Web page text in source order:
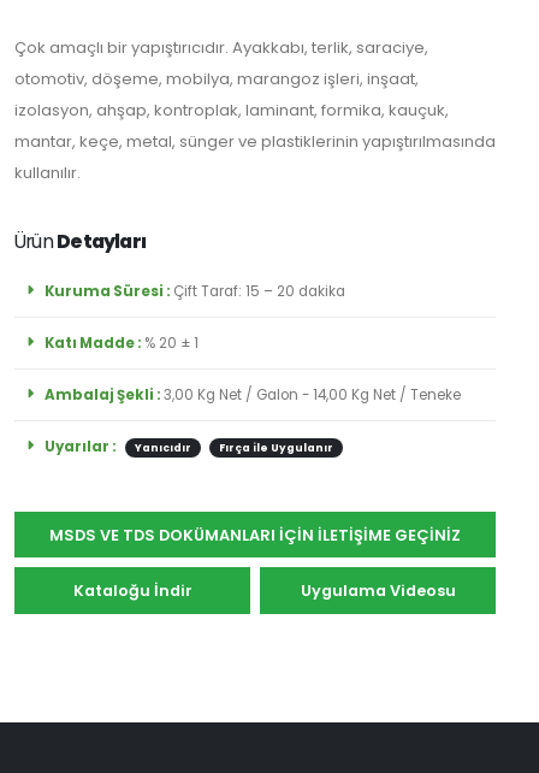
Çok amaçlı bir yapıştırıcıdır. Ayakkabı, terlik, saraciye,
otomotiv, döşeme, mobilya, marangoz işleri, inşaat,
izolasyon, ahşap, kontroplak, laminant, formika, kauçuk,
mantar, keçe, metal, sünger ve plastiklerinin yapıştırılmasında
kullanılır.
ÜrünDetayları
Kuruma Süresi : Çift Taraf: 15 – 20 dakika
Katı Madde : % 20 ± 1
Ambalaj Şekli :3,00 Kg Net / Galon - 14,00 Kg Net / Teneke
Uyarılar : Yanıcıdır Fırça ile Uygulanır
MSDS VE TDS DOKÜMANLARI İÇİN İLETİŞİME GEÇİNİZ
Kataloğu İndir Uygulama Videosu